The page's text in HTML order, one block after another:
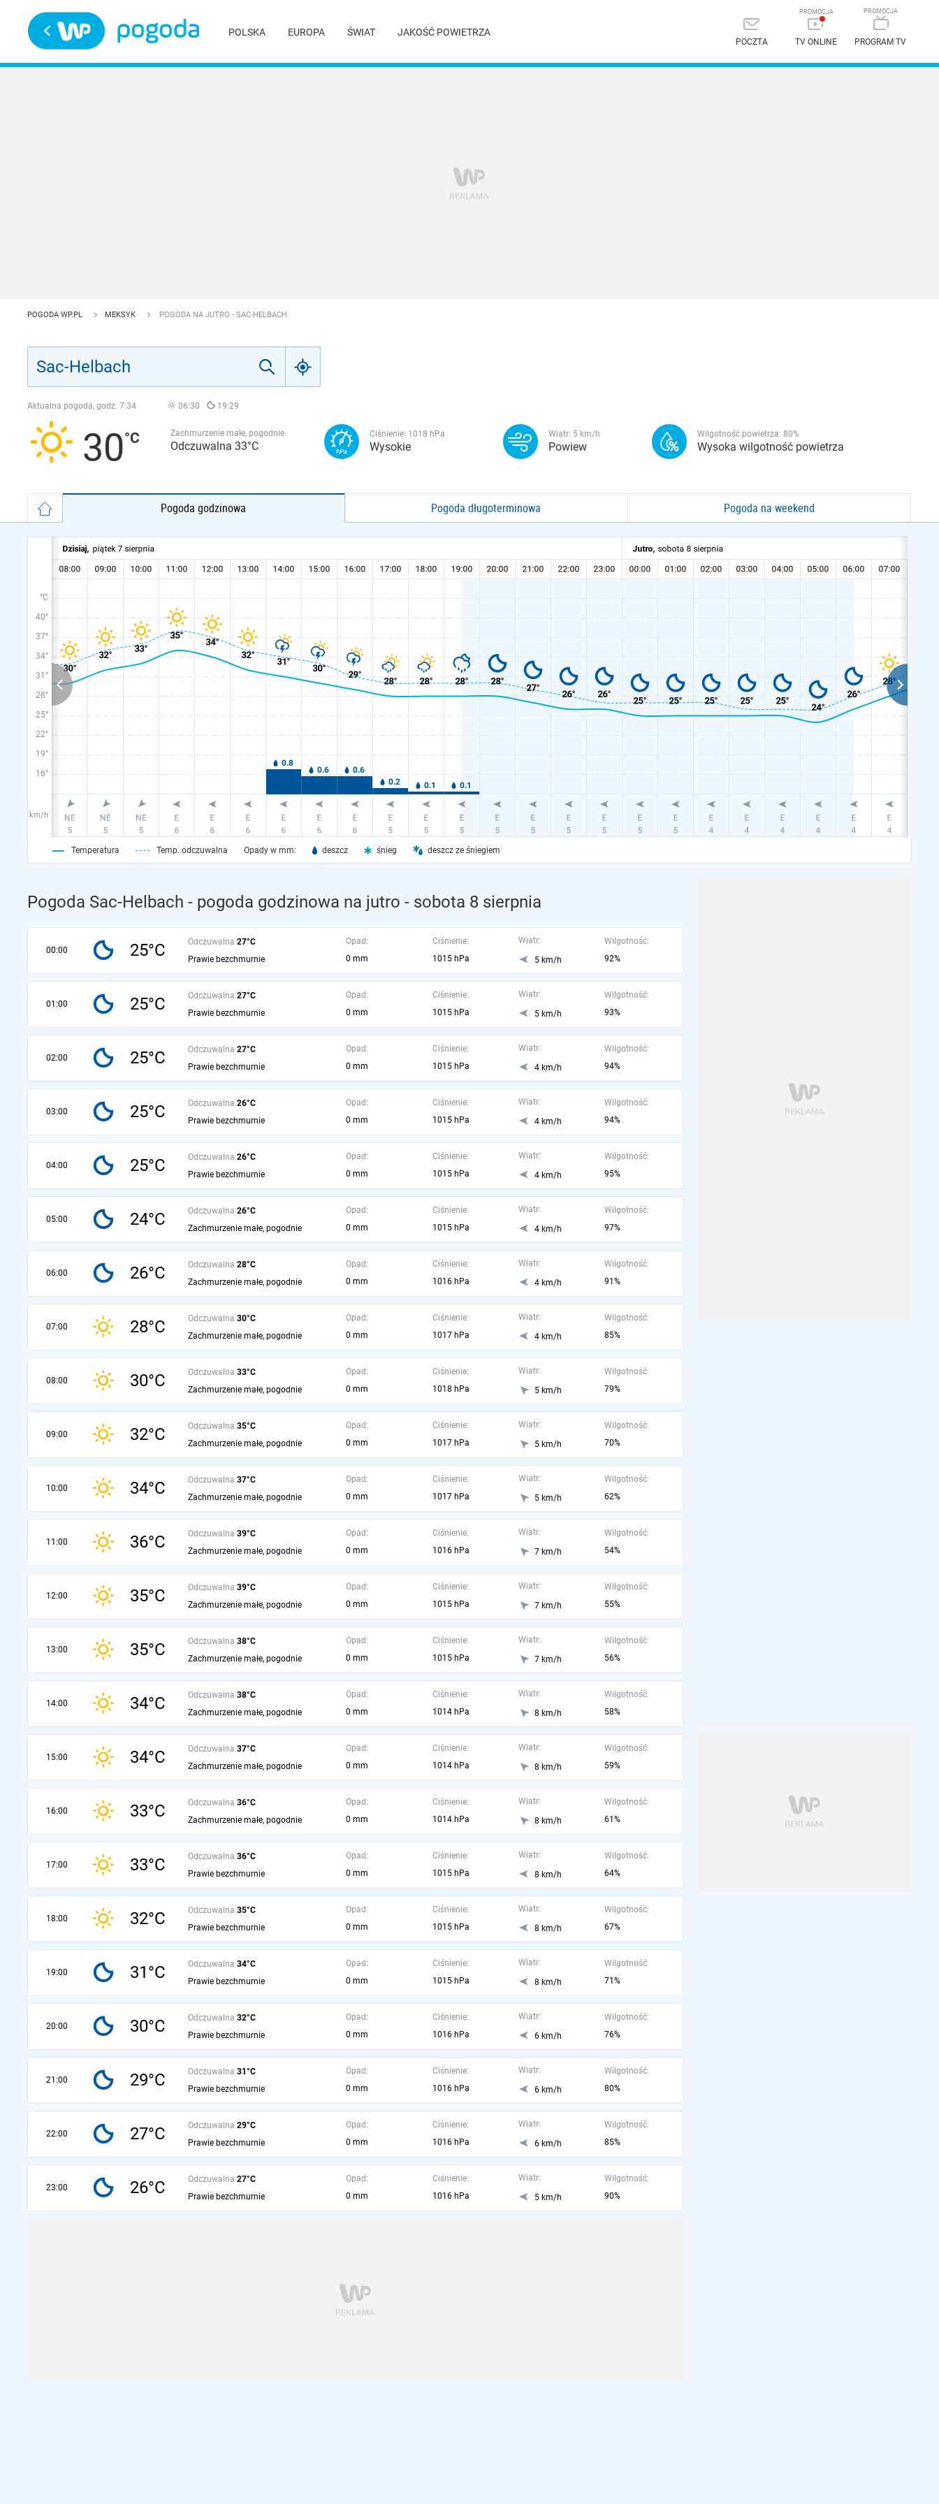
POLSKA EUROPA ŚWIAT JAKOŚĆ POWIETRZA
POCZTA TV ONLINE PROGRAM TV
POGODA WP.PL MEKSYK POGODA NA JUTRO - SAC-HELBACH
Aktualna pogoda, godz. 7:34 06:30 19:29
30 Zachmurzenie małe, pogodnie
Odczuwalna 33°C
Ciśnienie: 1018 hPa
Wysokie
Wiatr: 5 km/h
Powiew
Wilgotność powietrza: 80%
Wysoka wilgotność powietrza
Pogoda godzinowa Pogoda długoterminowa Pogoda na weekend
°C
40°
37°
34°
31°
28°
25°
22°
19°
16°
km/h
Temperatura Temp. odczuwalna Opady w mm: deszcz śnieg deszcz ze śniegiem
Pogoda Sac-Helbach - pogoda godzinowa na jutro - sobota 8 sierpnia
00:00 25°C Odczuwalna 27°C
Prawie bezchmurnie
Opad:
0 mm
Ciśnienie:
1015 hPa
Wiatr:
5 km/h
Wilgotność:
92%
01:00 25°C Odczuwalna 27°C
Prawie bezchmurnie
Opad:
0 mm
Ciśnienie:
1015 hPa
Wiatr:
5 km/h
Wilgotność:
93%
02:00 25°C Odczuwalna 27°C
Prawie bezchmurnie
Opad:
0 mm
Ciśnienie:
1015 hPa
Wiatr:
4 km/h
Wilgotność:
94%
03:00 25°C Odczuwalna 26°C
Prawie bezchmurnie
Opad:
0 mm
Ciśnienie:
1015 hPa
Wiatr:
4 km/h
Wilgotność:
94%
04:00 25°C Odczuwalna 26°C
Prawie bezchmurnie
Opad:
0 mm
Ciśnienie:
1015 hPa
Wiatr:
4 km/h
Wilgotność:
95%
05:00 24°C Odczuwalna 26°C
Zachmurzenie małe, pogodnie
Opad:
0 mm
Ciśnienie:
1015 hPa
Wiatr:
4 km/h
Wilgotność:
97%
06:00 26°C Odczuwalna 28°C
Zachmurzenie małe, pogodnie
Opad:
0 mm
Ciśnienie:
1016 hPa
Wiatr:
4 km/h
Wilgotność:
91%
07:00 28°C Odczuwalna 30°C
Zachmurzenie małe, pogodnie
Opad:
0 mm
Ciśnienie:
1017 hPa
Wiatr:
4 km/h
Wilgotność:
85%
08:00 30°C Odczuwalna 33°C
Zachmurzenie małe, pogodnie
Opad:
0 mm
Ciśnienie:
1018 hPa
Wiatr:
5 km/h
Wilgotność:
79%
09:00 32°C Odczuwalna 35°C
Zachmurzenie małe, pogodnie
Opad:
0 mm
Ciśnienie:
1017 hPa
Wiatr:
5 km/h
Wilgotność:
70%
10:00 34°C Odczuwalna 37°C
Zachmurzenie małe, pogodnie
Opad:
0 mm
Ciśnienie:
1017 hPa
Wiatr:
5 km/h
Wilgotność:
62%
11:00 36°C Odczuwalna 39°C
Zachmurzenie małe, pogodnie
Opad:
0 mm
Ciśnienie:
1016 hPa
Wiatr:
7 km/h
Wilgotność:
54%
12:00 35°C Odczuwalna 39°C
Zachmurzenie małe, pogodnie
Opad:
0 mm
Ciśnienie:
1015 hPa
Wiatr:
7 km/h
Wilgotność:
55%
13:00 35°C Odczuwalna 38°C
Zachmurzenie małe, pogodnie
Opad:
0 mm
Ciśnienie:
1015 hPa
Wiatr:
7 km/h
Wilgotność:
56%
14:00 34°C Odczuwalna 38°C
Zachmurzenie małe, pogodnie
Opad:
0 mm
Ciśnienie:
1014 hPa
Wiatr:
8 km/h
Wilgotność:
58%
15:00 34°C Odczuwalna 37°C
Zachmurzenie małe, pogodnie
Opad:
0 mm
Ciśnienie:
1014 hPa
Wiatr:
8 km/h
Wilgotność:
59%
16:00 33°C Odczuwalna 36°C
Zachmurzenie małe, pogodnie
Opad:
0 mm
Ciśnienie:
1014 hPa
Wiatr:
8 km/h
Wilgotność:
61%
17:00 33°C Odczuwalna 36°C
Prawie bezchmurnie
Opad:
0 mm
Ciśnienie:
1015 hPa
Wiatr:
8 km/h
Wilgotność:
64%
18:00 32°C Odczuwalna 35°C
Prawie bezchmurnie
Opad:
0 mm
Ciśnienie:
1015 hPa
Wiatr:
8 km/h
Wilgotność:
67%
19:00 31°C Odczuwalna 34°C
Prawie bezchmurnie
Opad:
0 mm
Ciśnienie:
1015 hPa
Wiatr:
8 km/h
Wilgotność:
71%
20:00 30°C Odczuwalna 32°C
Prawie bezchmurnie
Opad:
0 mm
Ciśnienie:
1016 hPa
Wiatr:
6 km/h
Wilgotność:
76%
21:00 29°C Odczuwalna 31°C
Prawie bezchmurnie
Opad:
0 mm
Ciśnienie:
1016 hPa
Wiatr:
6 km/h
Wilgotność:
80%
22:00 27°C Odczuwalna 29°C
Prawie bezchmurnie
Opad:
0 mm
Ciśnienie:
1016 hPa
Wiatr:
6 km/h
Wilgotność:
85%
23:00 26°C Odczuwalna 27°C
Prawie bezchmurnie
Opad:
0 mm
Ciśnienie:
1016 hPa
Wiatr:
5 km/h
Wilgotność:
90%